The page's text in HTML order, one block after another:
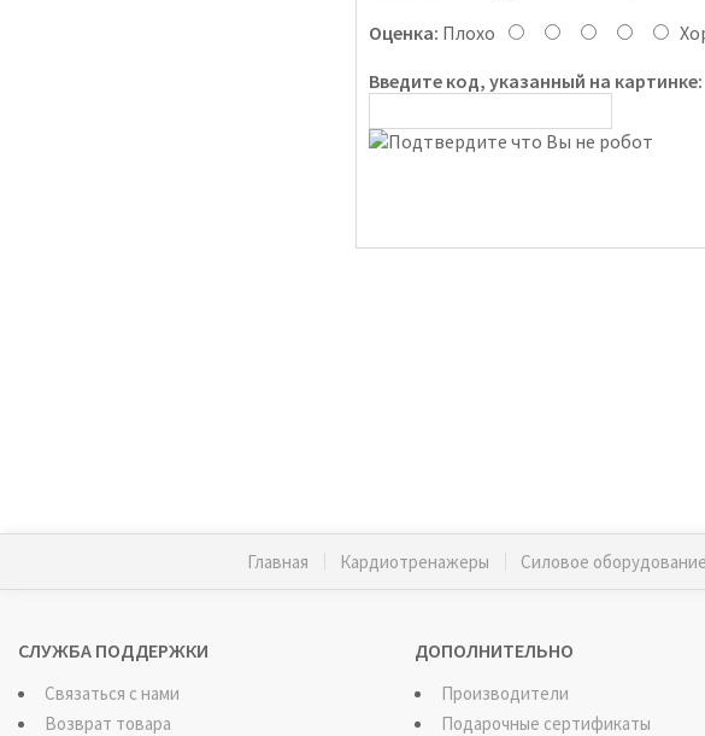
Оценка: Плохо
Введите код, указанный на картинке:
Главная Кардиотренажеры Силовое оборудование
СЛУЖБА ПОДДЕРЖКИ
Связаться с нами
Возврат товара
ДОПОЛНИТЕЛЬНО
Производители
Подарочные сертификаты